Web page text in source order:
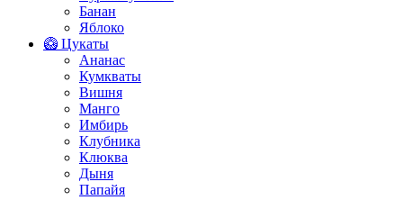
Банан
Яблоко
🥝 Цукаты
Ананас
Кумкваты
Вишня
Манго
Имбирь
Клубника
Клюква
Дыня
Папайя